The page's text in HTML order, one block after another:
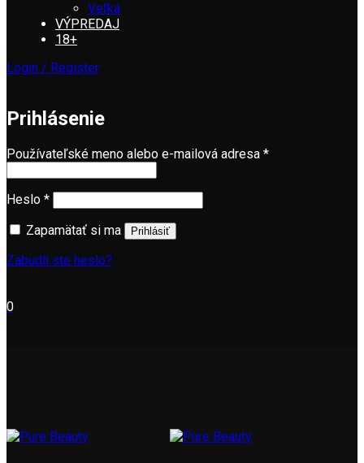
Veľká
VÝPREDAJ
18+
Login / Register
Prihlásenie
Používateľské meno alebo e-mailová adresa *Povinné
Heslo *Povinné
Zapamätať si ma Prihlásiť
Zabudli ste heslo?
0